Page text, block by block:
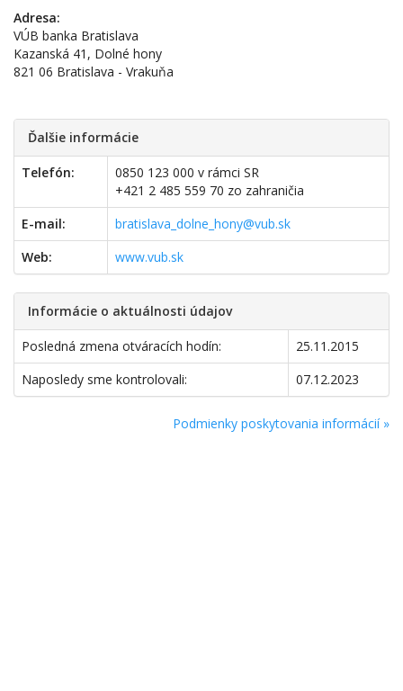
Adresa:
VÚB banka Bratislava
Kazanská 41, Dolné hony
821 06 Bratislava - Vrakuňa
Ďalšie informácie
Telefón:
0850 123 000 v rámci SR
+421 2 485 559 70 zo zahraničia
E-mail:
bratislava_dolne_hony@vub.sk
Web:
www.vub.sk
Informácie o aktuálnosti údajov
Posledná zmena otváracích hodín:
25.11.2015
Naposledy sme kontrolovali:
07.12.2023
Podmienky poskytovania informácií »